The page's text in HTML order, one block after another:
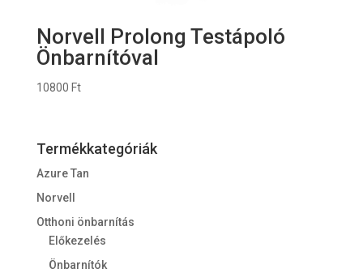
Norvell Prolong Testápoló
Önbarnítóval
10800 Ft
Termékkategóriák
Azure Tan
Norvell
Otthoni önbarnítás
Előkezelés
Önbarnítók